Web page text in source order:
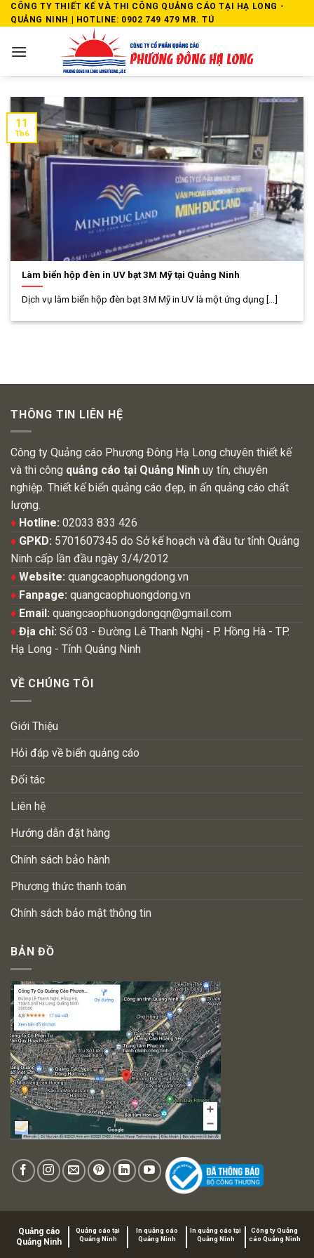
Skip
to
CÔNG TY THIẾT KẾ VÀ THI CÔNG QUẢNG CÁO TẠI HẠ LONG -
QUẢNG NINH | HOTLINE: 0902 749 479 MR. TÚ
Làm biển hộp đèn in UV bạt 3M Mỹ tại Quảng Ninh
Dịch vụ làm biển hộp đèn bạt 3M Mỹ in UV là một ứng dụng [...]
11
Th6
THÔNG TIN LIÊN HỆ
Công ty Quảng cáo Phương Đông Hạ Long chuyên thiết kế
và thi công quảng cáo tại Quảng Ninh uy tín, chuyên
nghiệp. Thiết kế biển quảng cáo đẹp, in ấn quảng cáo chất
lượng.
♦ Hotline: 02033 833 426
♦ GPKD: 5701607345 do Sở kế hoạch và đầu tư tỉnh Quảng
Ninh cấp lần đầu ngày 3/4/2012
♦ Website: quangcaophuongdong.vn
♦ Fanpage: quangcaophuongdong.vn
♦ Email: quangcaophuongdongqn@gmail.com
♦ Địa chỉ: Số 03 - Đường Lê Thanh Nghị - P. Hồng Hà - TP.
Hạ Long - Tỉnh Quảng Ninh
VỀ CHÚNG TÔI
Giới Thiệu
Hỏi đáp về biển quảng cáo
Đối tác
Liên hệ
Hướng dẫn đặt hàng
Chính sách bảo hành
Phương thức thanh toán
Chính sách bảo mật thông tin
BẢN ĐỒ
Quảng cáo
Quảng Ninh
Quảng cáo tại
Quảng Ninh
In quảng cáo
Quảng Ninh
In quảng cáo tại
Quảng Ninh
Công ty Quảng
cáo Quảng Ninh